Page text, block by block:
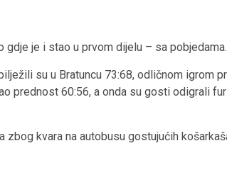
gdje je i stao u prvom dijelu – sa pobjedama.
su u Bratuncu 73:68, odličnom igrom
prednost 60:56, a onda su gosti odigrali
zbog kvara na autobusu gostujućih